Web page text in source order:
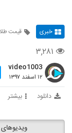
خبری قیمت طلا 13 اسفند 97 قیمت
۳,۲۸۱
video1003
۱۲ اسفند ۱۳۹۷
دانلود بیشتر